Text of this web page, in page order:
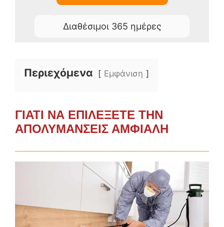
Διαθέσιμοι 365 ημέρες
Περιεχόμενα Εμφάνιση
ΓΙΑΤΙ ΝΑ ΕΠΙΛΕΞΕΤΕ ΤΗΝ
ΑΠΟΛΥΜΑΝΣΕΙΣ ΑΜΦΙΑΛΗ